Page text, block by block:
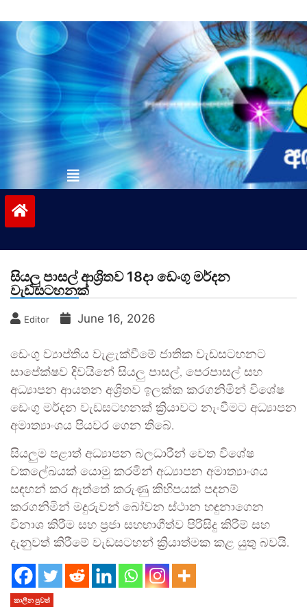
to
contentvinivida.lk
සියලු පාසල් ආශ්‍රිතව 18දා ඩෙංගු මර්දන
වැඩසටහනක්
Editor June 16, 2026
ඩෙංගු ව්‍යාප්තිය වැළැක්වීමේ ජාතික වැඩසටහනට
සාපේක්ෂව දිවයිනේ සියලු පාසල්, පෙරපාසල් සහ
අධ්‍යාපන ආයතන අශ්‍රිතව ඉලක්ක කරගනිමින් විශේෂ
ඩෙංගු මර්දන වැඩසටහනක් ක්‍රියාවට නැංවීමට අධ්‍යාපන
අමාත්‍යාංශය පියවර ගෙන තිබේ.
සියලුම පළාත් අධ්‍යාපන බලධාරීන් වෙත විශේෂ
චකලේඛයක් යොමු කරමින් අධ්‍යාපන අමාත්‍යාංශය
සඳහන් කර ඇත්තේ කරුණු කිහිපයක් පදනම්
කරගනිමින් මදුරුවන් බෝවන ස්ථාන හඳුනාගෙන
විනාශ කිරීම සහ ප්‍රජා සහභාගීත්ව පිරිසිදු කිරීම් සහ
දැනුවත් කිරීමේ වැඩසටහන් ක්‍රියාත්මක කළ යුතු බවයි.
කාලීන පුවත්